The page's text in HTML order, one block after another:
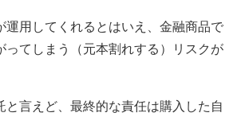
運用してくれるとはいえ、金融商品で
ってしまう（元本割れする）リスクが
と言えど、最終的な責任は購入した自